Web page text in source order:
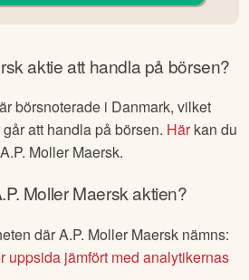
aktie att handla på börsen?
är börsnoterade i Danmark, vilket
att handla på börsen. Härkan du
A.P. Moller Maersk.
Moller Maerskaktien?
därA.P. Moller Maersk nämns:
uppsida jämfört med analytikernas